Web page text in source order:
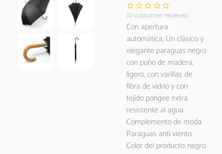
(0 customer reviews)
Con apertura
automática. Un clásico y
elegante paraguas negro
con puño de madera,
ligero, con varillas de
fibra de vidrio y con
tejido pongee extra
resistente al agua.
Complemento de moda
Paraguas anti viento
Color del producto: negro